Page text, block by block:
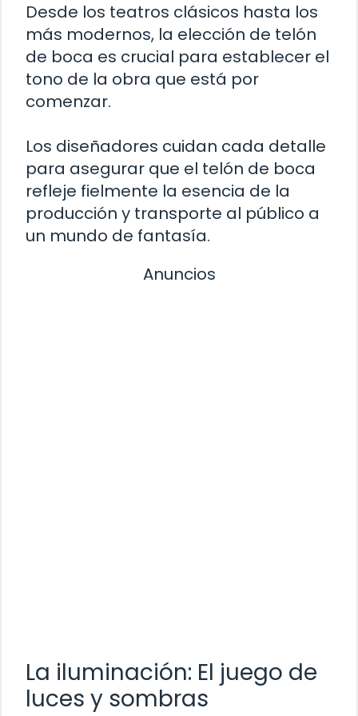
Desde los teatros clásicos hasta los
más modernos, la elección de telón
de boca es crucial para establecer el
tono de la obra que está por
comenzar.
Los diseñadores cuidan cada detalle
para asegurar que el telón de boca
refleje fielmente la esencia de la
producción y transporte al público a
un mundo de fantasía.
Anuncios
La iluminación: El juego de
luces y sombras